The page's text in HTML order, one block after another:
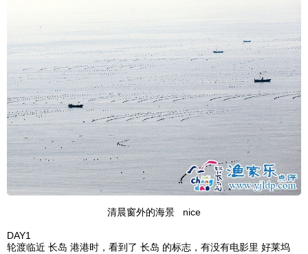
清晨窗外的海景 nice
DAY1
轮渡临近 长岛 港港时，看到了 长岛 的标志，有没有电影里 好莱坞